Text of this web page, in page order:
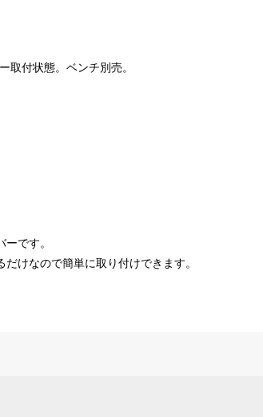
取付状態。ベンチ別売。
です。
けなので簡単に取り付けできます。